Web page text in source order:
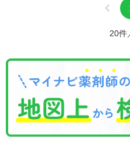
20件